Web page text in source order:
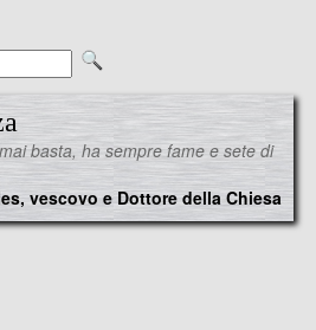
basta, ha sempre fame e sete di
vescovo e Dottore della Chiesa